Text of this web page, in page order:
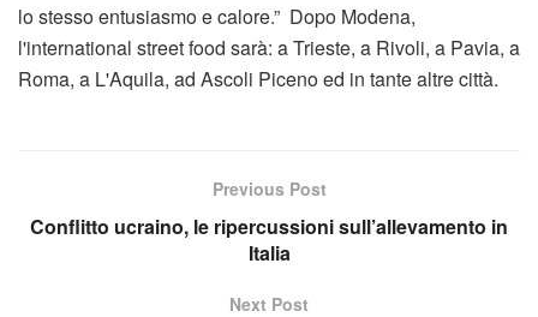
lo stesso entusiasmo e calore.” Dopo Modena,
l'international street food sarà: a Trieste, a Rivoli, a Pavia, a
Roma, a L'Aquila, ad Ascoli Piceno ed in tante altre città.
Previous Post
Conflitto ucraino, le ripercussioni sull’allevamento in
Italia
Next Post